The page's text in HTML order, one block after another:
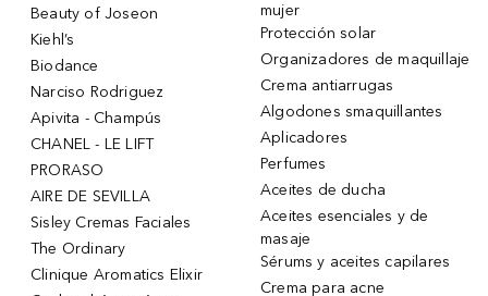
Beauty of Joseon
Kiehl’s
Biodance
Narciso Rodriguez
Apivita - Champús
CHANEL - LE LIFT
PRORASO
AIRE DE SEVILLA
Sisley Cremas Faciales
The Ordinary
Clinique Aromatics Elixir
mujer
Protección solar
Organizadores de maquillaje
Crema antiarrugas
Algodones smaquillantes
Aplicadores
Perfumes
Aceites de ducha
Aceites esenciales y de
masaje
Sérums y aceites capilares
Crema para acne